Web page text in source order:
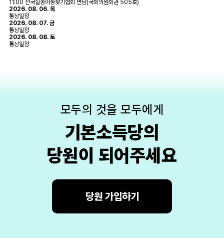
11:00 전국실종아동찾기협회 면담(국회의원회관 505호)
2026. 08. 06. 목
통상일정
2026. 08. 07. 금
통상일정
2026. 08. 08. 토
통상일정
모두의 것을 모두에게
기본소득당의
당원이 되어주세요
당원 가입하기